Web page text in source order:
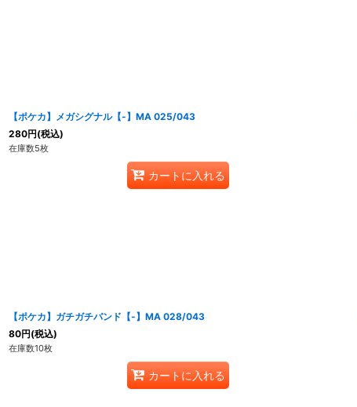
【ポケカ】メガシグナル【-】MA 025/043
280円(税込)
在庫数5枚
カートに入れる
【ポケカ】ガチガチバンド【-】MA 028/043
80円(税込)
在庫数10枚
カートに入れる